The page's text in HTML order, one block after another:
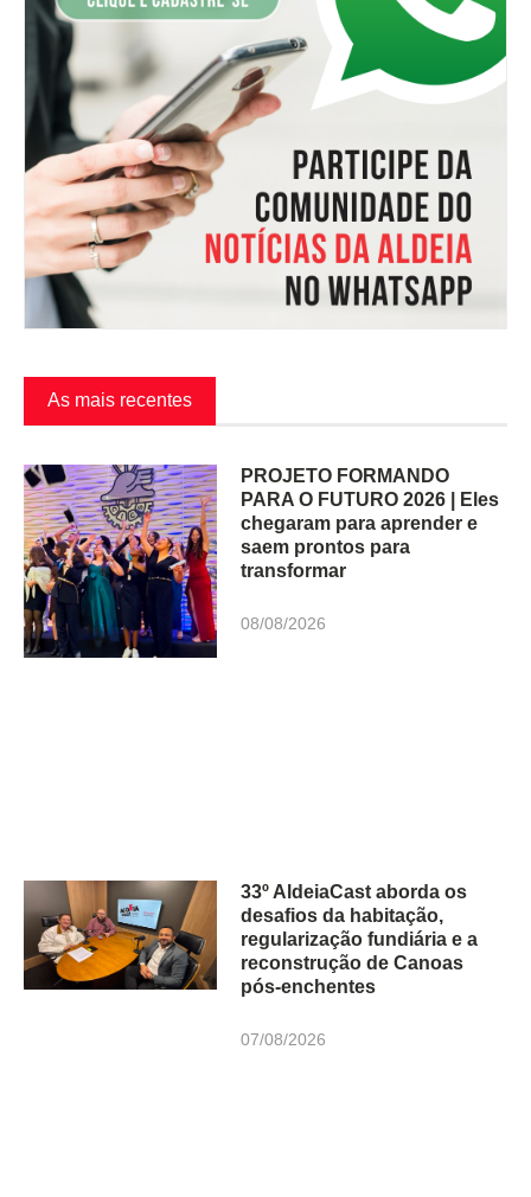
As mais recentes
PROJETO FORMANDO
PARA O FUTURO 2026 | Eles
chegaram para aprender e
saem prontos para
transformar
08/08/2026
33º AldeiaCast aborda os
desafios da habitação,
regularização fundiária e a
reconstrução de Canoas
pós-enchentes
07/08/2026